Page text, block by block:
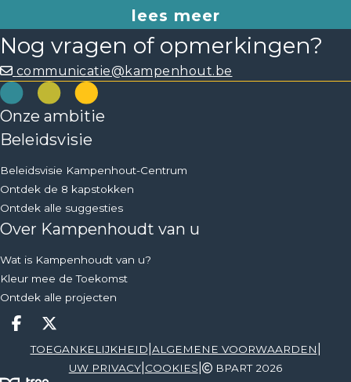
lees meer
Nog vragen of opmerkingen?
communicatie@kampenhout.be
Onze ambitie
Beleidsvisie
Beleidsvisie Kampenhout-Centrum
Ontdek de 8 kapstokken
Ontdek alle suggesties
Over Kampenhoudt van u
Wat is Kampenhoudt van u?
Kleur mee de Toekomst
Ontdek alle projecten
Deel op facebook
Deel op X
TOEGANKELIJKHEID ALGEMENE VOORWAARDEN
UW PRIVACY| COOKIES BPART 2026